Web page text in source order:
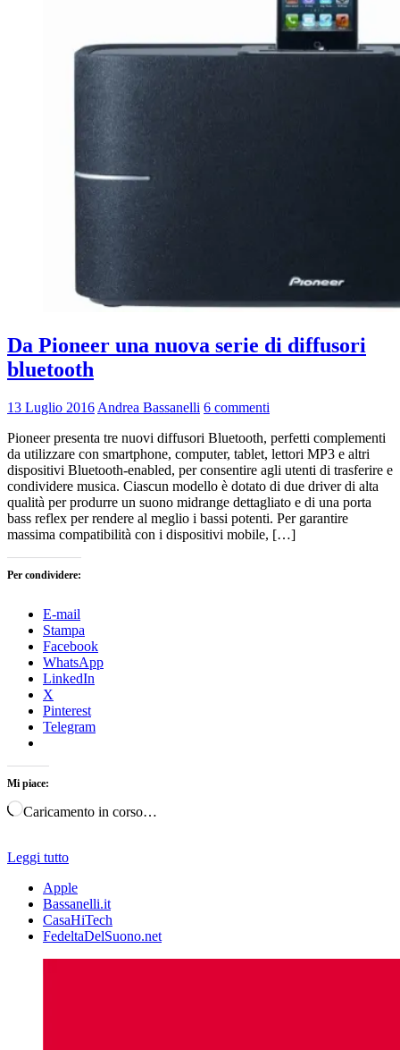
Da Pioneer una nuova serie di diffusori
bluetooth
13 Luglio 2016 Andrea Bassanelli 6 commenti
Pioneer presenta tre nuovi diffusori Bluetooth, perfetti complementi
da utilizzare con smartphone, computer, tablet, lettori MP3 e altri
dispositivi Bluetooth-enabled, per consentire agli utenti di trasferire e
condividere musica. Ciascun modello è dotato di due driver di alta
qualità per produrre un suono midrange dettagliato e di una porta
bass reflex per rendere al meglio i bassi potenti. Per garantire
massima compatibilità con i dispositivi mobile, […]
Per condividere:
E-mail
Stampa
Facebook
WhatsApp
LinkedIn
X
Pinterest
Telegram
Mi piace:
Caricamento in corso…
Leggi tutto
Apple
Bassanelli.it
CasaHiTech
FedeltaDelSuono.net